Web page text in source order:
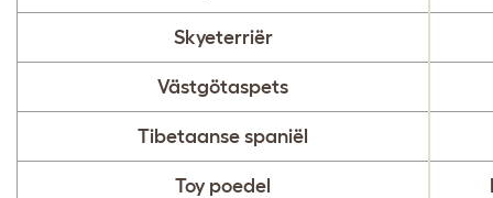
Skyeterriër
Västgötaspets
Tibetaanse spaniël
Toy poedel